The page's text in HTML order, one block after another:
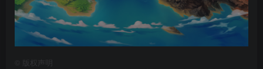
版权声明